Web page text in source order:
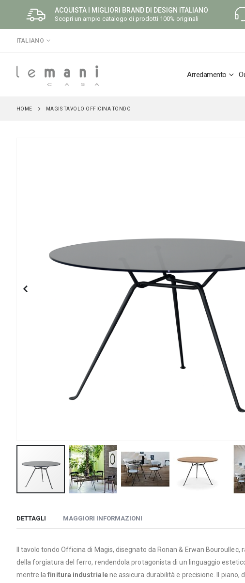
ACQUISTA I MIGLIORI BRAND DI DESIGN ITALIANO
Scopri un ampio catalogo di prodotti 100% originali
LINGUA
ITALIANO
Arredamento
HOME MAGIS TAVOLO OFFICINA TONDO
della
di
immagini
DETTAGLI
Il tavolo tondo Officina di Magis, disegnato da Ronan & Erwan
della forgiatura del ferro, rendendola protagonista di un linguaggio
mentre lafinitura industrialene assicura durabilità e precisione. Il piano,
MAGGIORI INFORMAZIONI